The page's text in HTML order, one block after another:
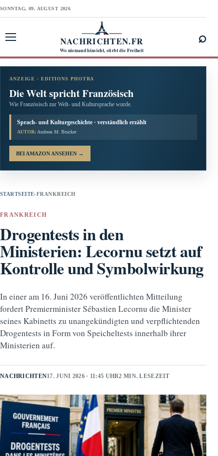
SONNTAG, 09. AUGUST 2026
NACHRICHTEN.FR
Wo niemand hinsieht, stirbt die Freiheit
⌕
ANZEIGE · EDITIONS PHOTRA
Die Welt spricht Französisch
Wie Französisch zur Welt- und Kultursprache wurde.
Sprach- und Kulturgeschichte · verständlich erzählt
AUTOR: Andreas M. Brucker
BEI AMAZON ANSEHEN →
STARTSEITE›FRANKREICH
FRANKREICH
Drogentests in den
Ministerien: Lecornu setzt auf
Kontrolle und Symbolwirkung
In einer am 16. Juni 2026 veröffentlichten Mitteilung
fordert Premierminister Sébastien Lecornu die Minister
seines Kabinetts zu unangekündigten und verpflichtenden
Drogentests in Form von Speicheltests innerhalb ihrer
Ministerien auf.
NACHRICHTEN17. JUNI 2026 · 11:45 UHR2 MIN. LESEZEIT